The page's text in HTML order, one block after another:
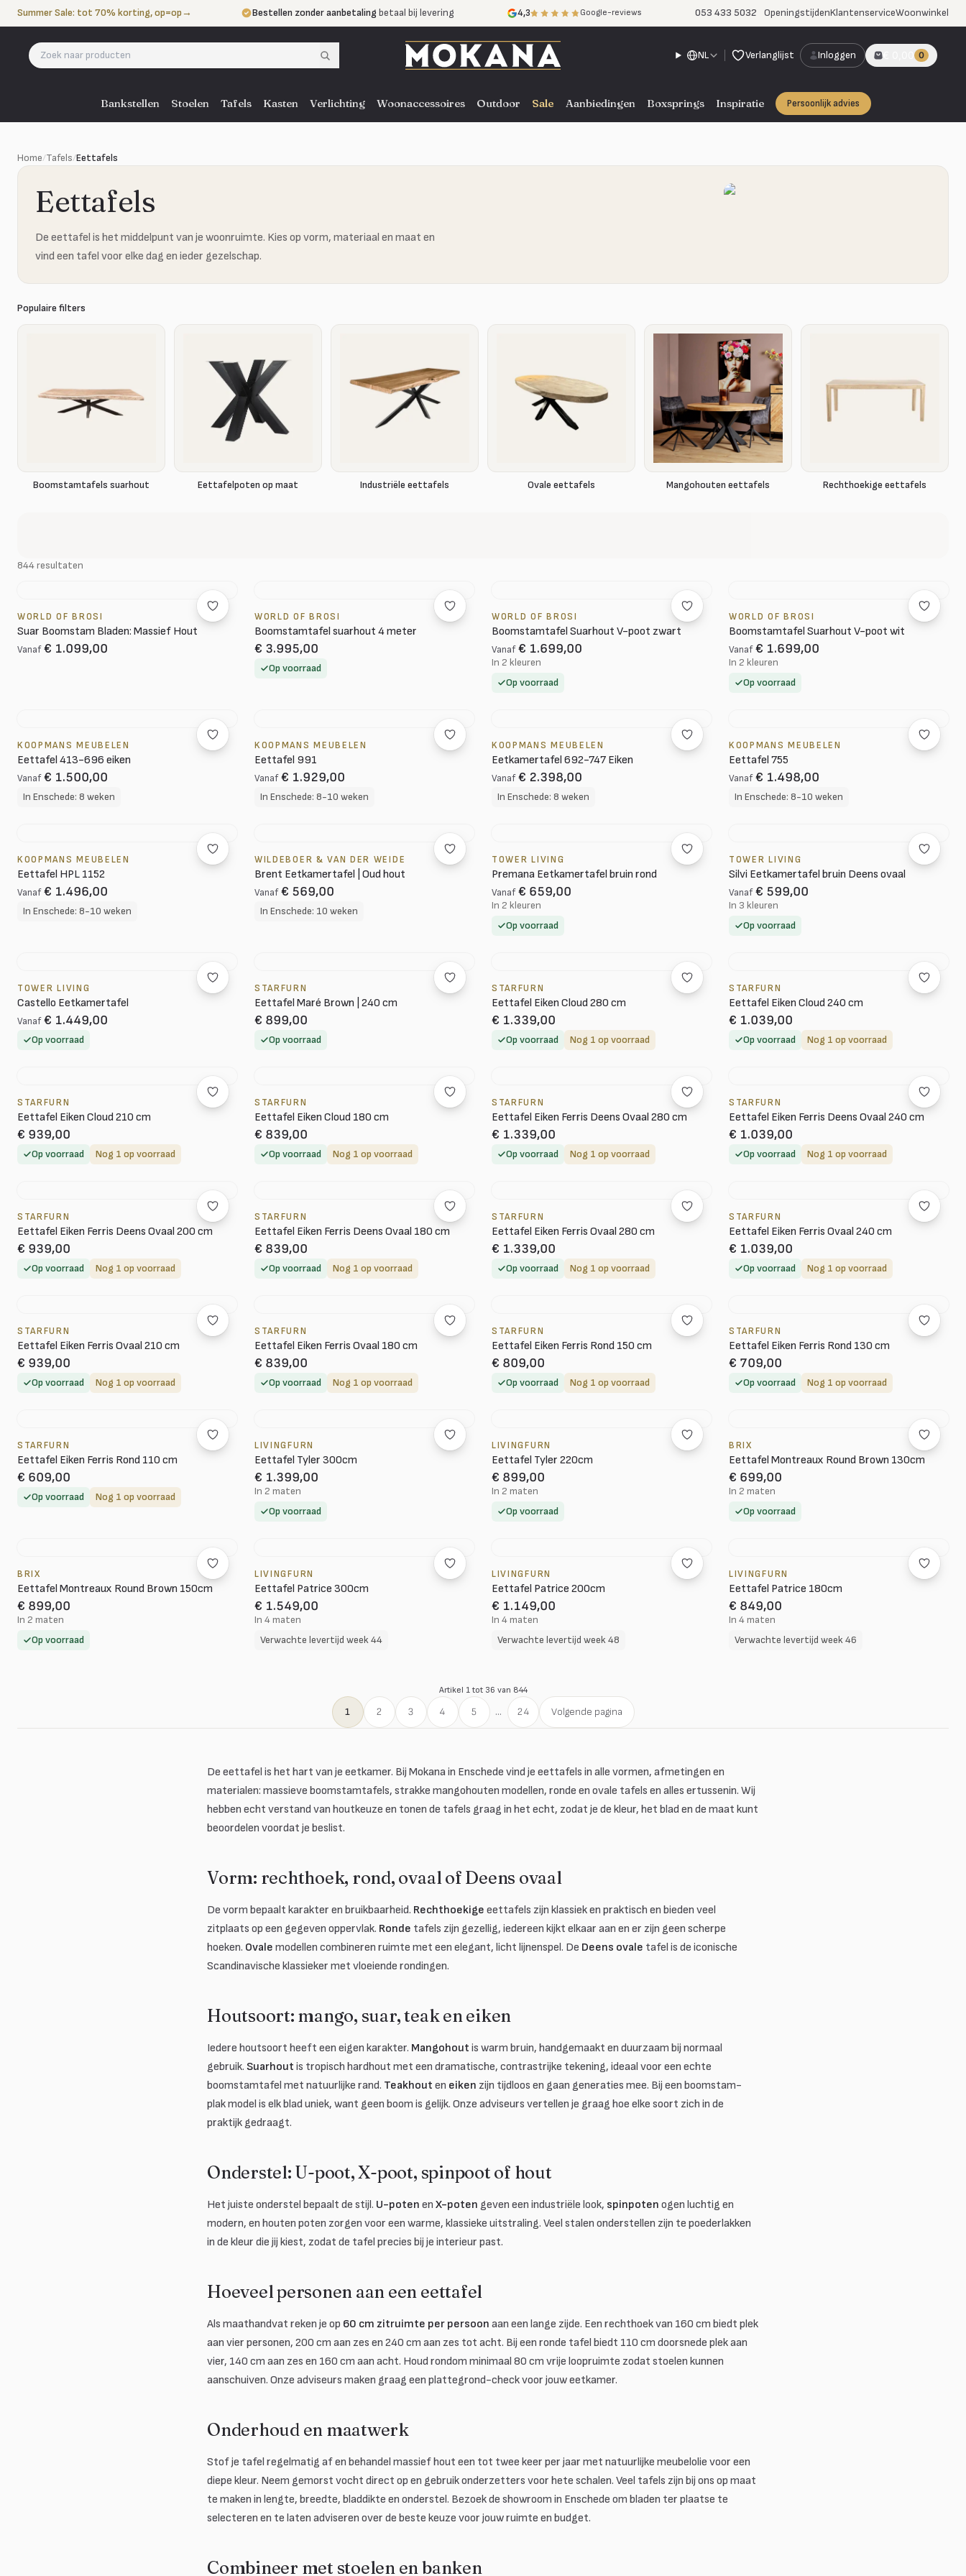
Naar de inhoud
Summer Sale: tot 70% korting, op=op→ Bestellen zonder aanbetaling betaal bij levering
Eigen bezorgdienst door heel NL, BE en DE
4,3 Google-reviews 053 433 5032 OpeningstijdenKlantenserviceWoonwinkel
NL Verlanglijst Inloggen € 0,00 0
Bankstellen Stoelen Tafels Kasten Verlichting Woonaccessoires Outdoor Sale Aanbiedingen Boxsprings Inspiratie Persoonlijk advies
Home/Tafels/Eettafels
Eettafels
De eettafel is het middelpunt van je woonruimte. Kies op vorm, materiaal en maat en
vind een tafel voor elke dag en ieder gezelschap.
Populaire filters
Boomstamtafels suarhout Eettafelpoten op maat Industriële eettafels Ovale eettafels Mangohouten eettafels Rechthoekige eettafels
844 resultaten
WORLD OF BROSI
Suar Boomstam Bladen: Massief Hout
Vanaf € 1.099,00
WORLD OF BROSI
Boomstamtafel suarhout 4 meter
€ 3.995,00
Op voorraad
WORLD OF BROSI
Boomstamtafel Suarhout V-poot zwart
Vanaf € 1.699,00
In 2 kleuren
Op voorraad
WORLD OF BROSI
Boomstamtafel Suarhout V-poot wit
Vanaf € 1.699,00
In 2 kleuren
Op voorraad
KOOPMANS MEUBELEN
Eettafel 413-696 eiken
Vanaf € 1.500,00
In Enschede: 8 weken
KOOPMANS MEUBELEN
Eettafel 991
Vanaf € 1.929,00
In Enschede: 8-10 weken
KOOPMANS MEUBELEN
Eetkamertafel 692-747 Eiken
Vanaf € 2.398,00
In Enschede: 8 weken
KOOPMANS MEUBELEN
Eettafel 755
Vanaf € 1.498,00
In Enschede: 8-10 weken
KOOPMANS MEUBELEN
Eettafel HPL 1152
Vanaf € 1.496,00
In Enschede: 8-10 weken
WILDEBOER & VAN DER WEIDE
Brent Eetkamertafel | Oud hout
Vanaf € 569,00
In Enschede: 10 weken
TOWER LIVING
Premana Eetkamertafel bruin rond
Vanaf € 659,00
In 2 kleuren
Op voorraad
TOWER LIVING
Silvi Eetkamertafel bruin Deens ovaal
Vanaf € 599,00
In 3 kleuren
Op voorraad
TOWER LIVING
Castello Eetkamertafel
Vanaf € 1.449,00
Op voorraad
STARFURN
Eettafel Maré Brown | 240 cm
€ 899,00
Op voorraad
STARFURN
Eettafel Eiken Cloud 280 cm
€ 1.339,00
Op voorraad Nog 1 op voorraad
STARFURN
Eettafel Eiken Cloud 240 cm
€ 1.039,00
Op voorraad Nog 1 op voorraad
STARFURN
Eettafel Eiken Cloud 210 cm
€ 939,00
Op voorraad Nog 1 op voorraad
STARFURN
Eettafel Eiken Cloud 180 cm
€ 839,00
Op voorraad Nog 1 op voorraad
STARFURN
Eettafel Eiken Ferris Deens Ovaal 280 cm
€ 1.339,00
Op voorraad Nog 1 op voorraad
STARFURN
Eettafel Eiken Ferris Deens Ovaal 240 cm
€ 1.039,00
Op voorraad Nog 1 op voorraad
STARFURN
Eettafel Eiken Ferris Deens Ovaal 200 cm
€ 939,00
Op voorraad Nog 1 op voorraad
STARFURN
Eettafel Eiken Ferris Deens Ovaal 180 cm
€ 839,00
Op voorraad Nog 1 op voorraad
STARFURN
Eettafel Eiken Ferris Ovaal 280 cm
€ 1.339,00
Op voorraad Nog 1 op voorraad
STARFURN
Eettafel Eiken Ferris Ovaal 240 cm
€ 1.039,00
Op voorraad Nog 1 op voorraad
STARFURN
Eettafel Eiken Ferris Ovaal 210 cm
€ 939,00
Op voorraad Nog 1 op voorraad
STARFURN
Eettafel Eiken Ferris Ovaal 180 cm
€ 839,00
Op voorraad Nog 1 op voorraad
STARFURN
Eettafel Eiken Ferris Rond 150 cm
€ 809,00
Op voorraad Nog 1 op voorraad
STARFURN
Eettafel Eiken Ferris Rond 130 cm
€ 709,00
Op voorraad Nog 1 op voorraad
STARFURN
Eettafel Eiken Ferris Rond 110 cm
€ 609,00
Op voorraad Nog 1 op voorraad
LIVINGFURN
Eettafel Tyler 300cm
€ 1.399,00
In 2 maten
Op voorraad
LIVINGFURN
Eettafel Tyler 220cm
€ 899,00
In 2 maten
Op voorraad
BRIX
Eettafel Montreaux Round Brown 130cm
€ 699,00
In 2 maten
Op voorraad
BRIX
Eettafel Montreaux Round Brown 150cm
€ 899,00
In 2 maten
Op voorraad
LIVINGFURN
Eettafel Patrice 300cm
€ 1.549,00
In 4 maten
Verwachte levertijd week 44
LIVINGFURN
Eettafel Patrice 200cm
€ 1.149,00
In 4 maten
Verwachte levertijd week 48
LIVINGFURN
Eettafel Patrice 180cm
€ 849,00
In 4 maten
Verwachte levertijd week 46
Artikel 1 tot 36 van 844
1 2 3 4 5 ... 24 Volgende pagina
De eettafel is het hart van je eetkamer. Bij Mokana in Enschede vind je eettafels in alle vormen, afmetingen en
materialen: massieve boomstamtafels, strakke mangohouten modellen, ronde en ovale tafels en alles ertussenin. Wij
hebben echt verstand van houtkeuze en tonen de tafels graag in het echt, zodat je de kleur, het blad en de maat kunt
beoordelen voordat je beslist.
Vorm: rechthoek, rond, ovaal of Deens ovaal
De vorm bepaalt karakter en bruikbaarheid. Rechthoekige eettafels zijn klassiek en praktisch en bieden veel
zitplaats op een gegeven oppervlak. Ronde tafels zijn gezellig, iedereen kijkt elkaar aan en er zijn geen scherpe
hoeken. Ovale modellen combineren ruimte met een elegant, licht lijnenspel. De Deens ovale tafel is de iconische
Scandinavische klassieker met vloeiende rondingen.
Houtsoort: mango, suar, teak en eiken
Iedere houtsoort heeft een eigen karakter. Mangohout is warm bruin, handgemaakt en duurzaam bij normaal
gebruik. Suarhout is tropisch hardhout met een dramatische, contrastrijke tekening, ideaal voor een echte
boomstamtafel met natuurlijke rand. Teakhout en eiken zijn tijdloos en gaan generaties mee. Bij een boomstam-
plak model is elk blad uniek, want geen boom is gelijk. Onze adviseurs vertellen je graag hoe elke soort zich in de
praktijk gedraagt.
Onderstel: U-poot, X-poot, spinpoot of hout
Het juiste onderstel bepaalt de stijl. U-poten en X-poten geven een industriële look, spinpoten ogen luchtig en
modern, en houten poten zorgen voor een warme, klassieke uitstraling. Veel stalen onderstellen zijn te poederlakken
in de kleur die jij kiest, zodat de tafel precies bij je interieur past.
Hoeveel personen aan een eettafel
Als maathandvat reken je op 60 cm zitruimte per persoon aan een lange zijde. Een rechthoek van 160 cm biedt plek
aan vier personen, 200 cm aan zes en 240 cm aan zes tot acht. Bij een ronde tafel biedt 110 cm doorsnede plek aan
vier, 140 cm aan zes en 160 cm aan acht. Houd rondom minimaal 80 cm vrije loopruimte zodat stoelen kunnen
aanschuiven. Onze adviseurs maken graag een plattegrond-check voor jouw eetkamer.
Onderhoud en maatwerk
Stof je tafel regelmatig af en behandel massief hout een tot twee keer per jaar met natuurlijke meubelolie voor een
diepe kleur. Neem gemorst vocht direct op en gebruik onderzetters voor hete schalen. Veel tafels zijn bij ons op maat
te maken in lengte, breedte, bladdikte en onderstel. Bezoek de showroom in Enschede om bladen ter plaatse te
selecteren en te laten adviseren over de beste keuze voor jouw ruimte en budget.
Combineer met stoelen en banken